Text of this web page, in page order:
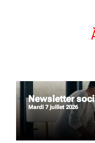
Newsletter
mardi 7 juillet 2026